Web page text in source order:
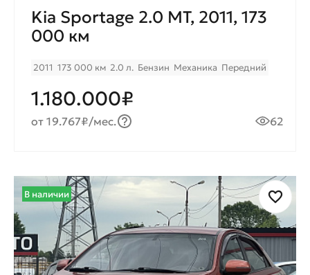
Kia Sportage 2.0 МТ, 2011, 173
000 км
2011 173 000 км 2.0 л. Бензин Механика Передний
1.180.000₽
от 19.767₽/мес. 62
В наличии